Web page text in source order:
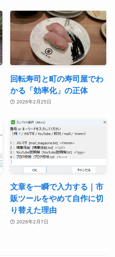
回転寿司と町の寿司屋でわ
かる「効率化」の正体
2026年2月25日
文章を一瞬で入力する｜市
販ツールをやめて自作に切
り替えた理由
2026年2月7日